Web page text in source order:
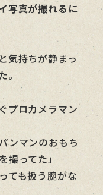
写真が撮れるに
気持ちが静まっ
プロカメラマン
ンマンのおもち
撮ってた」
ても扱う腕がな